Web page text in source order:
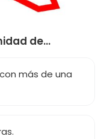
de...
más de una